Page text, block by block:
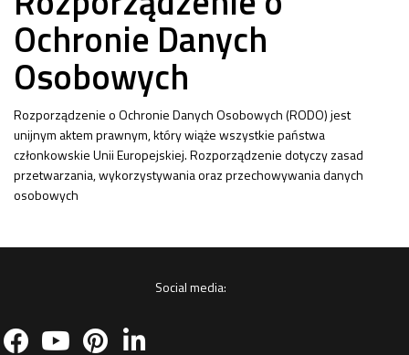
Ochronie Danych
Osobowych
Rozporządzenie o Ochronie Danych Osobowych (RODO) jest
unijnym aktem prawnym, który wiąże wszystkie państwa
członkowskie Unii Europejskiej. Rozporządzenie dotyczy zasad
przetwarzania, wykorzystywania oraz przechowywania danych
osobowych
Social media:
facebookyoutube pinterest